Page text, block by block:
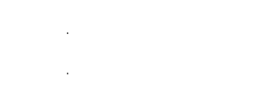
.
.